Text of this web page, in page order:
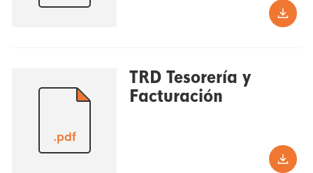
.pdf
TRD Tesorería y
Facturación